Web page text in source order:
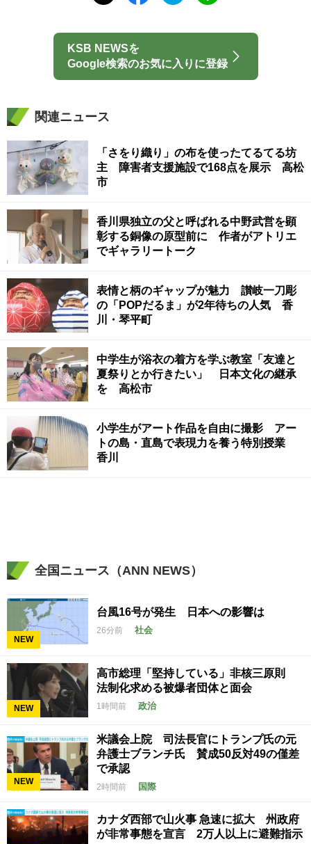
KSB NEWSを
Google検索のお気に入りに登録
関連ニュース
「さをり織り」の布を使ったてるてる坊
主 障害者支援施設で168点を展示 高松
市
香川県独立の父と呼ばれる中野武営を顕
彰する銅像の原型前に 作者がアトリエ
でギャラリートーク
表情と柄のギャップが魅力 讃岐一刀彫
の「POPだるま」が2年待ちの人気 香
川・琴平町
中学生が浴衣の着方を学ぶ教室「友達と
夏祭りとか行きたい」 日本文化の継承
を 高松市
小学生がアート作品を自由に撮影 アー
トの島・直島で表現力を養う特別授業
香川
全国ニュース（ANN NEWS）
NEW
台風16号が発生 日本への影響は
26分前 社会
NEW
高市総理「堅持している」非核三原則
法制化求める被爆者団体と面会
1時間前 政治
NEW
米議会上院 司法長官にトランプ氏の元
弁護士ブランチ氏 賛成50反対49の僅差
で承認
2時間前 国際
カナダ西部で山火事 急速に拡大 州政府
が非常事態を宣言 2万人以上に避難指示